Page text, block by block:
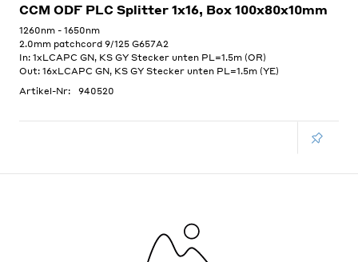
CCM ODF PLC Splitter 1x16, Box 100x80x10mm
1260nm - 1650nm
2.0mm patchcord 9/125 G657A2
In: 1xLCAPC GN, KS GY Stecker unten PL=1.5m (OR)
Out: 16xLCAPC GN, KS GY Stecker unten PL=1.5m (YE)
Artikel-Nr:
940520